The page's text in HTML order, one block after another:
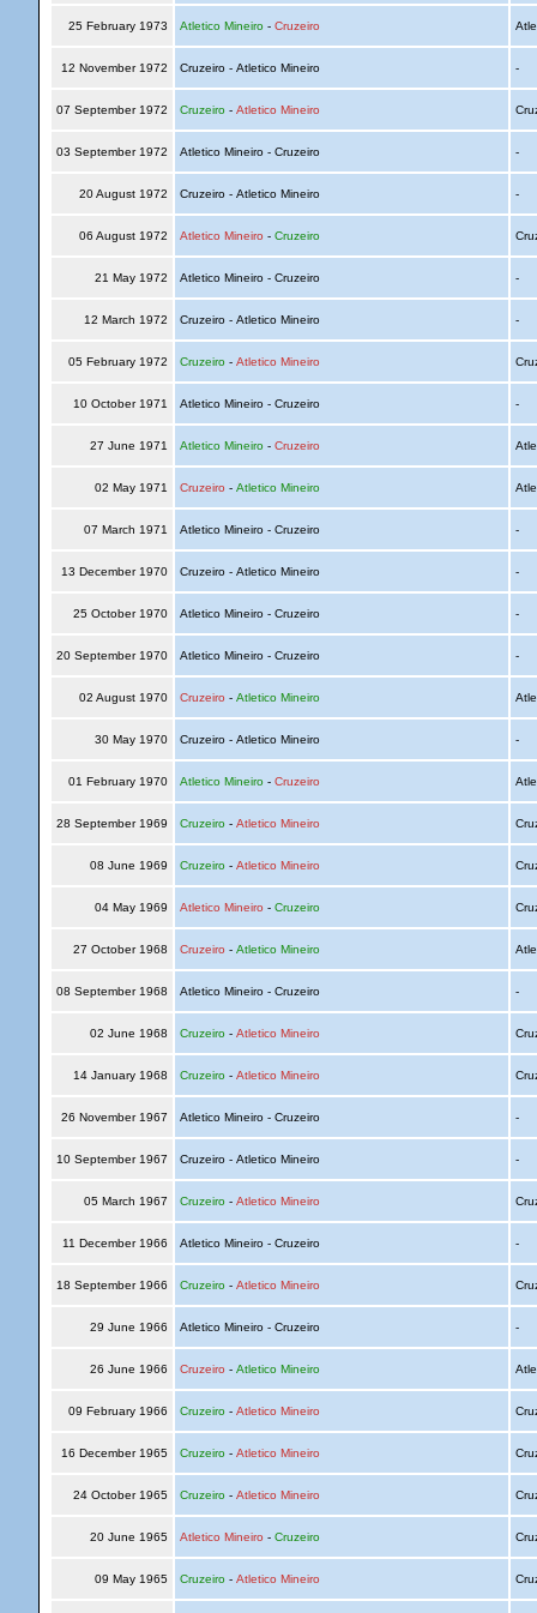
25 February 1973 Atletico Mineiro- Cruzeiro
12 November 1972 Cruzeiro - Atletico Mineiro -
07 September 1972 Cruzeiro- Atletico Mineiro
03 September 1972 Atletico Mineiro - Cruzeiro -
20 August 1972 Cruzeiro - Atletico Mineiro -
06 August 1972 Atletico Mineiro - Cruzeiro
21 May 1972 Atletico Mineiro - Cruzeiro -
12 March 1972 Cruzeiro - Atletico Mineiro -
05 February 1972 Cruzeiro- Atletico Mineiro
10 October 1971 Atletico Mineiro - Cruzeiro -
27 June 1971 Atletico Mineiro- Cruzeiro
02 May 1971 Cruzeiro - Atletico Mineiro
07 March 1971 Atletico Mineiro - Cruzeiro -
13 December 1970 Cruzeiro - Atletico Mineiro -
25 October 1970 Atletico Mineiro - Cruzeiro -
20 September 1970 Atletico Mineiro - Cruzeiro -
02 August 1970 Cruzeiro - Atletico Mineiro
30 May 1970 Cruzeiro - Atletico Mineiro -
01 February 1970 Atletico Mineiro- Cruzeiro
28 September 1969 Cruzeiro- Atletico Mineiro
08 June 1969 Cruzeiro- Atletico Mineiro
04 May 1969 Atletico Mineiro - Cruzeiro
27 October 1968 Cruzeiro - Atletico Mineiro
08 September 1968 Atletico Mineiro - Cruzeiro -
02 June 1968 Cruzeiro- Atletico Mineiro
14 January 1968 Cruzeiro- Atletico Mineiro
26 November 1967 Atletico Mineiro - Cruzeiro -
10 September 1967 Cruzeiro - Atletico Mineiro -
05 March 1967 Cruzeiro- Atletico Mineiro
11 December 1966 Atletico Mineiro - Cruzeiro -
18 September 1966 Cruzeiro- Atletico Mineiro
29 June 1966 Atletico Mineiro - Cruzeiro -
26 June 1966 Cruzeiro - Atletico Mineiro
09 February 1966 Cruzeiro- Atletico Mineiro
16 December 1965 Cruzeiro- Atletico Mineiro
24 October 1965 Cruzeiro- Atletico Mineiro
20 June 1965 Atletico Mineiro - Cruzeiro
09 May 1965 Cruzeiro- Atletico Mineiro